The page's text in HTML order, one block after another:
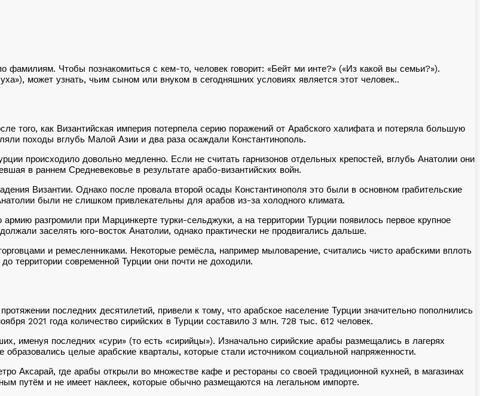
Чтобы познакомиться с кем-то, человек говорит: «Бейт ми инте?» («Из какой вы семьи?»).
может узнать, чьим сыном или внуком в сегодняшних условиях является этот человек..
того, как Византийская империя потерпела серию поражений от Арабского халифата и потеряла большую
походы вглубь Малой Азии и два раза осаждали Константинополь.
происходило довольно медленно. Если не считать гарнизонов отдельных крепостей, вглубь Анатолии они
в раннем Средневековье в результате арабо-византийских войн.
Византии. Однако после провала второй осады Константинополя это были в основном грабительские
были не слишком привлекательны для арабов из-за холодного климата.
разгромили при Марцинкерте турки-сельджуки, а на территории Турции появилось первое крупное
заселять юго-восток Анатолии, однако практически не продвигались дальше.
и ремесленниками. Некоторые ремёсла, например мыловарение, считались чисто арабскими вплоть
территории современной Турции они почти не доходили.
последних десятилетий, привели к тому, что арабское население Турции значительно пополнились
2021 года количество сирийских в Турции составило 3 млн. 728 тыс. 612 человек.
именуя последних «сури» (то есть «сирийцы»). Изначально сирийские арабы размещались в лагерях
целые арабские кварталы, которые стали источником социальной напряженности.
Аксарай, где арабы открыли во множестве кафе и рестораны со своей традиционной кухней, в магазинах
путём и не имеет наклеек, которые обычно размещаются на легальном импорте.